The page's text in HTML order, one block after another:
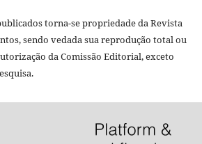
torna-se propriedade da Revista
sendo vedada sua reprodução total ou
da Comissão Editorial, exceto